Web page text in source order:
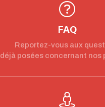
FAQ
Reportez-vous aux
déjà posées concernant nos